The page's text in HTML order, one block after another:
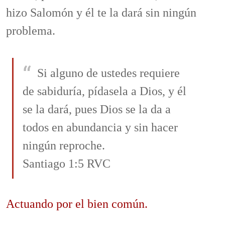
hizo Salomón y él te la dará sin ningún
problema.
Si alguno de ustedes requiere
de sabiduría, pídasela a Dios, y él
se la dará, pues Dios se la da a
todos en abundancia y sin hacer
ningún reproche.
Santiago 1:5 RVC
Actuando por el bien común.